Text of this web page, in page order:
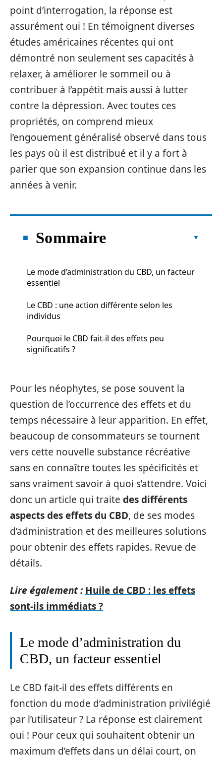
point d’interrogation, la réponse est
assurément oui ! En témoignent diverses
études américaines récentes qui ont
démontré non seulement ses capacités à
relaxer, à améliorer le sommeil ou à
contribuer à l’appétit mais aussi à lutter
contre la dépression. Avec toutes ces
propriétés, on comprend mieux
l’engouement généralisé observé dans tous
les pays où il est distribué et il y a fort à
parier que son expansion continue dans les
années à venir.
Sommaire
Le mode d’administration du CBD, un facteur
essentiel
Le CBD : une action différente selon les
individus
Pourquoi le CBD fait-il des effets peu
significatifs ?
Pour les néophytes, se pose souvent la
question de l’occurrence des effets et du
temps nécessaire à leur apparition. En effet,
beaucoup de consommateurs se tournent
vers cette nouvelle substance récréative
sans en connaître toutes les spécificités et
sans vraiment savoir à quoi s’attendre. Voici
donc un article qui traite des différents
aspects des effets du CBD, de ses modes
d’administration et des meilleures solutions
pour obtenir des effets rapides. Revue de
détails.
Lire également : Huile de CBD : les effets
sont-ils immédiats ?
Le mode d’administration du
CBD, un facteur essentiel
Le CBD fait-il des effets différents en
fonction du mode d’administration privilégié
par l’utilisateur ? La réponse est clairement
oui ! Pour ceux qui souhaitent obtenir un
maximum d’effets dans un délai court, on